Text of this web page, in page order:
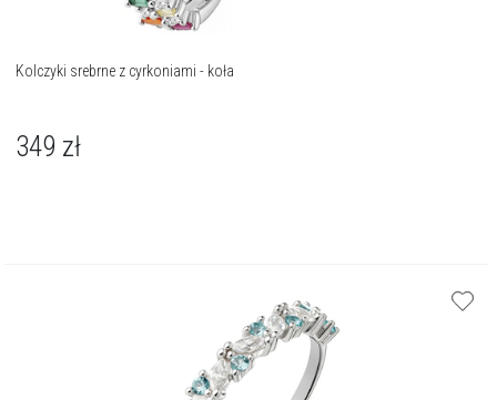
Kolczyki srebrne z cyrkoniami - koła
349 zł